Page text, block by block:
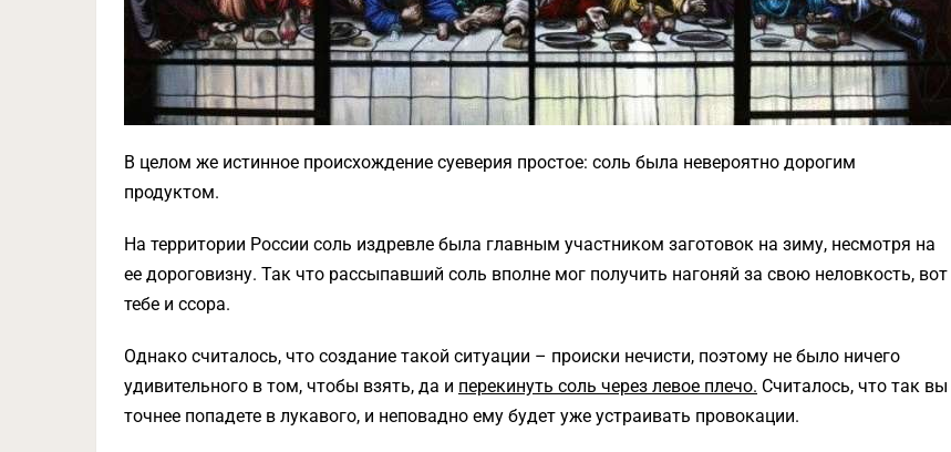
В целом же истинное происхождение суеверия простое: соль была невероятно дорогим
продуктом.
На территории России соль издревле была главным участником заготовок на зиму, несмотря на
ее дороговизну. Так что рассыпавший соль вполне мог получить нагоняй за свою неловкость, вот
тебе и ссора.
Однако считалось, что создание такой ситуации – происки нечисти, поэтому не было ничего
удивительного в том, чтобы взять, да и перекинуть соль через левое плечо. Считалось, что так вы
точнее попадете в лукавого, и неповадно ему будет уже устраивать провокации.